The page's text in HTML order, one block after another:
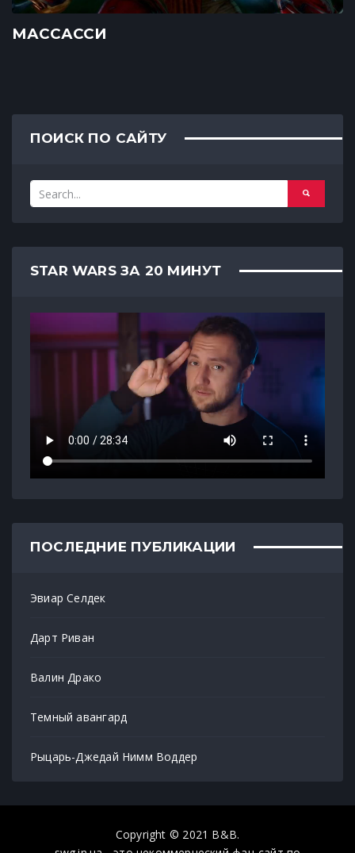
МАССАССИ
ПОИСК ПО САЙТУ
STAR WARS ЗА 20 МИНУТ
ПОСЛЕДНИЕ ПУБЛИКАЦИИ
Эвиар Селдек
Дарт Риван
Валин Драко
Темный авангард
Рыцарь-Джедай Нимм Воддер
Copyright © 2021 B&B.